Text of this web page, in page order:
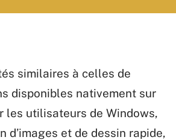
similaires à celles de
disponibles nativement sur
les utilisateurs de Windows,
d’images et de dessin rapide,